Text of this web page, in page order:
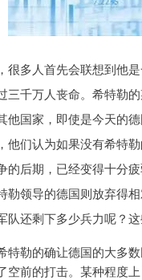
很多人首先会联想到他
三千万人丧命。希特勒
他国家，即使是今天的
他们认为如果没有希特
的后期，已经变得十分
勒领导的德国则放弃得
队还剩下多少兵力呢？
特勒的确让德国的大多
空前的打击。某种程度